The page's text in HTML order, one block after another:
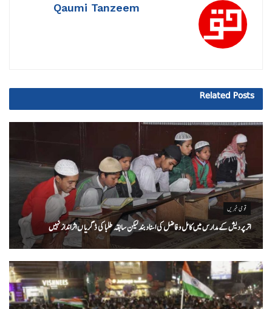
Qaumi Tanzeem
Related Posts
قومی خبریں
اتر پردیش کےمدارس میں کامل و فاضل کی اسناد بند لیکن سابقہ طلبا کی ڈگریا ں اثرانداز نہیں